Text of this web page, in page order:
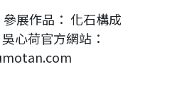
展作品： 化石構成
心荷官方網站：